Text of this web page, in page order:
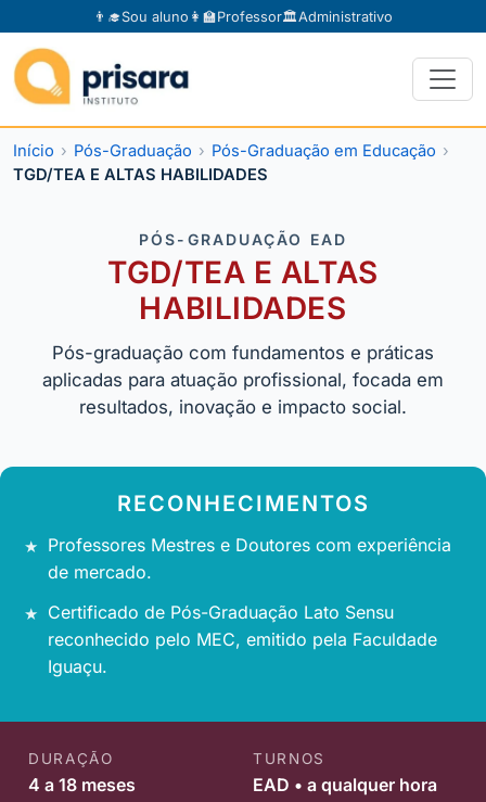
👨‍🎓Sou aluno 👩‍🏫Professor🏛️Administrativo
Início Pós-Graduação
Pós-Graduação em Educação
TGD/TEA E ALTAS HABILIDADES
PÓS-GRADUAÇÃO EAD
TGD/TEA E ALTAS
HABILIDADES
Pós-graduação com fundamentos e práticas
aplicadas para atuação profissional, focada em
resultados, inovação e impacto social.
RECONHECIMENTOS
Professores Mestres e Doutores com experiência
de mercado.
Certificado de Pós-Graduação Lato Sensu
reconhecido pelo MEC, emitido pela Faculdade
Iguaçu.
DURAÇÃO
4 a 18 meses
TURNOS
EAD • a qualquer hora